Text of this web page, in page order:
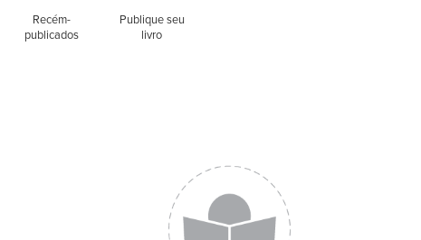
Recém-
publicados
Publique seu
livro